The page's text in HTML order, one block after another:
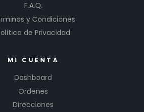
F.A.Q.
y Condiciones
de Privacidad
MI CUENTA
Dashboard
Ordenes
Direcciones